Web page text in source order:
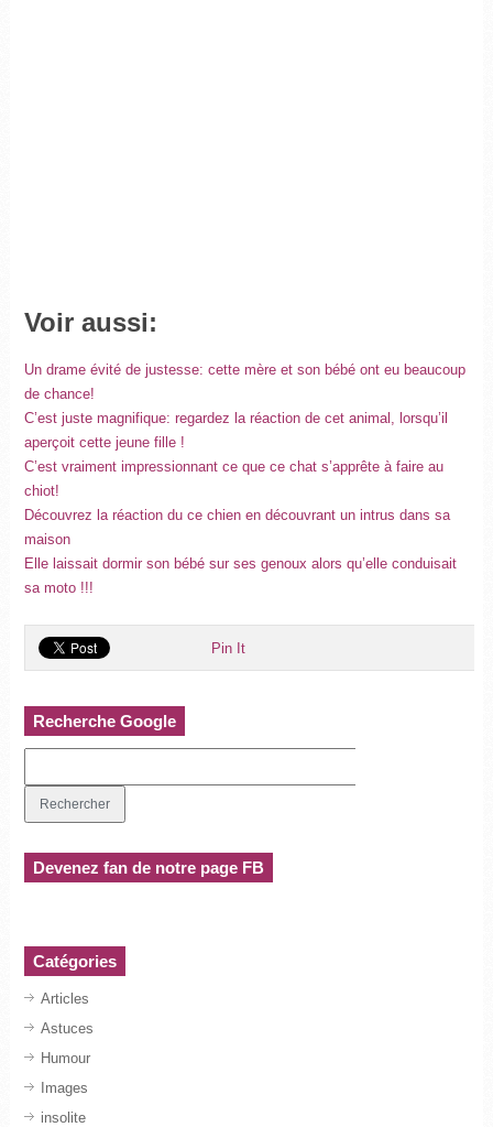
Voir aussi:
Un drame évité de justesse: cette mère et son bébé ont eu beaucoup
de chance!
C’est juste magnifique: regardez la réaction de cet animal, lorsqu’il
aperçoit cette jeune fille !
C’est vraiment impressionnant ce que ce chat s’apprête à faire au
chiot!
Découvrez la réaction du ce chien en découvrant un intrus dans sa
maison
Elle laissait dormir son bébé sur ses genoux alors qu’elle conduisait
sa moto !!!
Pin It
Recherche Google
Devenez fan de notre page FB
Catégories
Articles
Astuces
Humour
Images
insolite